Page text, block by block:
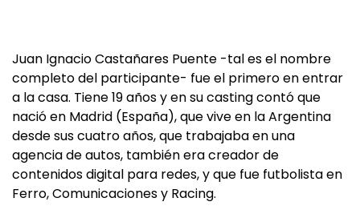
Juan Ignacio Castañares Puente -tal es el nombre
completo del participante- fue el primero en entrar
a la casa. Tiene 19 años y en su casting contó que
nació en Madrid (España), que vive en la Argentina
desde sus cuatro años, que trabajaba en una
agencia de autos, también era creador de
contenidos digital para redes, y que fue futbolista en
Ferro, Comunicaciones y Racing.